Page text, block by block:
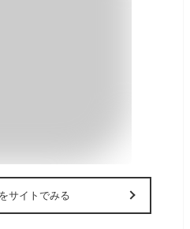
サイトでみる